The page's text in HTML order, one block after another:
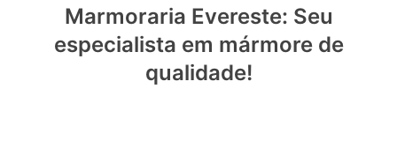
Marmoraria Evereste: Seu
especialista em mármore de
qualidade!